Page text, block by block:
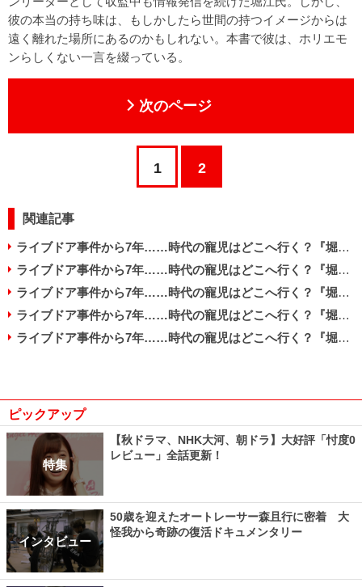
彼の本当の持ち味は、もしかしたら世間の持つイメージからは
遠く離れた場所にあるのかもしれない。本書で彼は、ホリエモ
ンらしくない一言を綴っている。
次のページ
1 2
関連記事
ライブドア事件から7年……時代の寵児はどこへ行く？『堀江貴文の言葉』
ライブドア事件から7年……時代の寵児はどこへ行く？『堀江貴文の言葉』
ライブドア事件から7年……時代の寵児はどこへ行く？『堀江貴文の言葉』
ライブドア事件から7年……時代の寵児はどこへ行く？『堀江貴文の言葉』
ライブドア事件から7年……時代の寵児はどこへ行く？『堀江貴文の言葉』
ピックアップ
特集
【秋ドラマ、NHK大河、朝ドラ】大好評「忖度0
レビュー」全話更新！
インタビュー
50歳を迎えたオートレーサー森且行に密着 大
怪我から奇跡の復活ドキュメンタリー